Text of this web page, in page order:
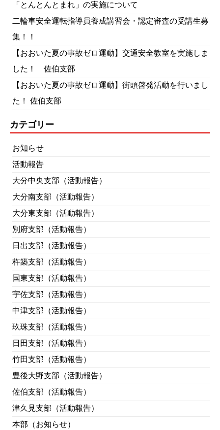
「とんとんとまれ」の実施について
二輪車安全運転指導員養成講習会・認定審査の受講生募
集！！
【おおいた夏の事故ゼロ運動】交通安全教室を実施しま
した！ 佐伯支部
【おおいた夏の事故ゼロ運動】街頭啓発活動を行いまし
た！ 佐伯支部
カテゴリー
お知らせ
活動報告
大分中央支部（活動報告）
大分南支部（活動報告）
大分東支部（活動報告）
別府支部（活動報告）
日出支部（活動報告）
杵築支部（活動報告）
国東支部（活動報告）
宇佐支部（活動報告）
中津支部（活動報告）
玖珠支部（活動報告）
日田支部（活動報告）
竹田支部（活動報告）
豊後大野支部（活動報告）
佐伯支部（活動報告）
津久見支部（活動報告）
本部（お知らせ）